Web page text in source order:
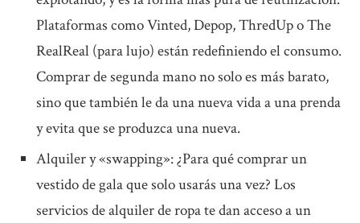
Plataformas como Vinted, Depop, ThredUp o The
RealReal (para lujo) están redefiniendo el consumo.
Comprar de segunda mano no solo es más barato,
sino que también le da una nueva vida a una prenda
y evita que se produzca una nueva.
Alquiler y «swapping»: ¿Para qué comprar un
vestido de gala que solo usarás una vez? Los
servicios de alquiler de ropa te dan acceso a un